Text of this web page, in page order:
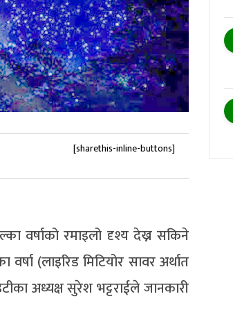
[sharethis-inline-buttons]
वर्षाको रमाइलो दृश्य देख्न सकिने
(लाइरिड मिटियोर सावर अर्थात
अध्यक्ष सुरेश भट्टराईले जानकारी